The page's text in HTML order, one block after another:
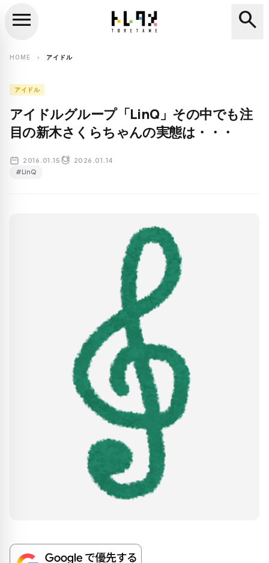
search
menu search
HOME chevron_right アイドル
アイドル
アイドルグループ「LinQ」その中でも注
目の新木さくらちゃんの実態は・・・
2016.01.15 2026.01.14
#LinQ